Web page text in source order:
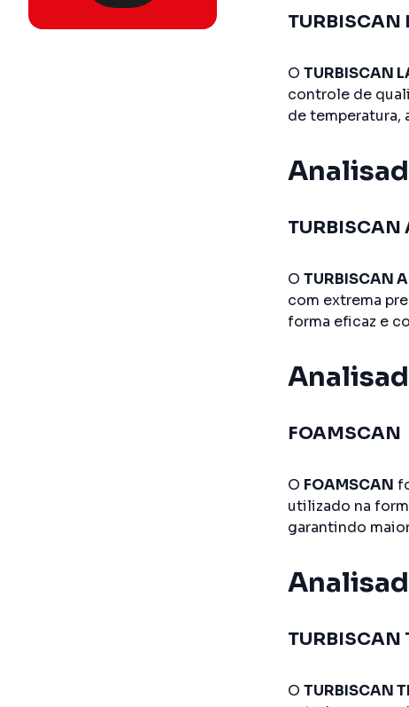
TURBISCAN
OTURBISCAN
controle de
de temperatura,
TURBISCAN
OTURBISCAN
com extrema
forma eficaz e
FOAMSCAN
O FOAMSCAN
utilizado na
garantindo
TURBISCAN
OTURBISCAN